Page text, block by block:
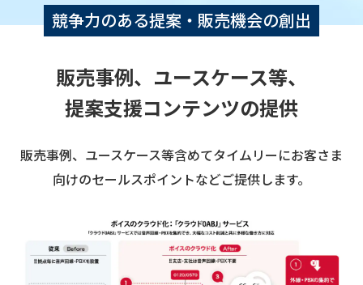
競争力のある提案・販売機会の創出
販売事例、ユースケース等、
提案支援コンテンツの提供
販売事例、ユースケース等含めてタイムリーにお客さま
向けのセールスポイントなどご提供します。